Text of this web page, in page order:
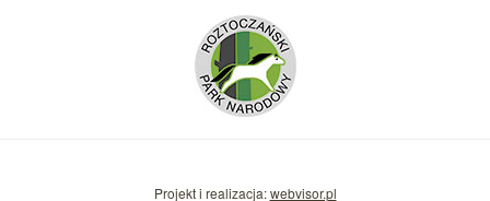
Projekt i realizacja:webvisor.pl